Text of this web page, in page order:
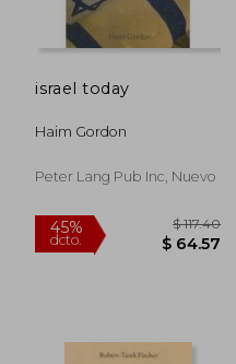
dcto. $ 25.63
israel today
Haim Gordon
Peter Lang Pub Inc, Nuevo